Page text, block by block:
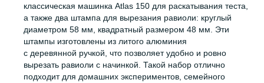
классическая машинка Atlas 150 для раскатывания теста,
а также два штампа для вырезания равиоли: круглый
диаметром 58 мм, квадратный размером 48 мм. Эти
штампы изготовлены из литого алюминия
с деревянной ручкой, что позволяет удобно и ровно
вырезать равиоли с начинкой. Такой набор отлично
подходит для домашних экспериментов, семейного